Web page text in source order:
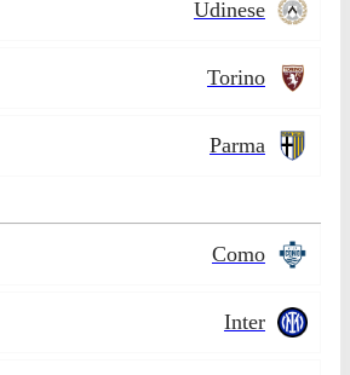
Udinese
Torino
Parma
Como
Inter